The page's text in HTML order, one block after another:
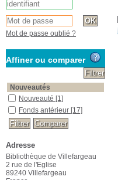
Mot de passe oublié ?
Affiner ou comparer
Nouveautés
Nouveauté [1]
Fonds antérieur [17]
Adresse
Bibliothèque de Villefargeau
2 rue de l'Eglise
89240 Villefargeau